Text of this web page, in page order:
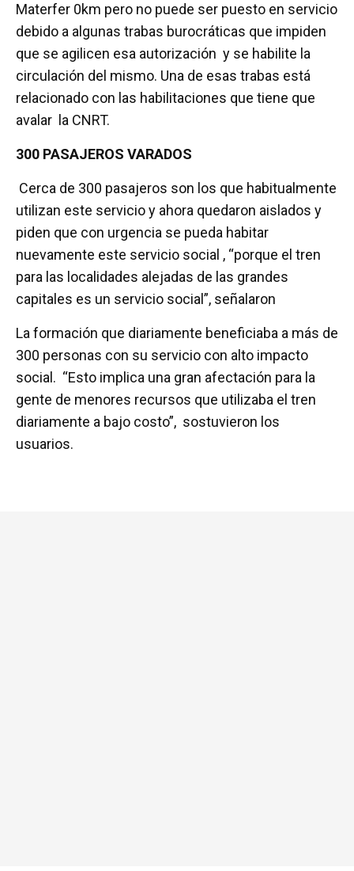
Materfer 0km pero no puede ser puesto en servicio
debido a algunas trabas burocráticas que impiden
que se agilicen esa autorización y se habilite la
circulación del mismo. Una de esas trabas está
relacionado con las habilitaciones que tiene que
avalar la CNRT.
300 PASAJEROS VARADOS
Cerca de 300 pasajeros son los que habitualmente
utilizan este servicio y ahora quedaron aislados y
piden que con urgencia se pueda habitar
nuevamente este servicio social , “porque el tren
para las localidades alejadas de las grandes
capitales es un servicio social”, señalaron
La formación que diariamente beneficiaba a más de
300 personas con su servicio con alto impacto
social. “Esto implica una gran afectación para la
gente de menores recursos que utilizaba el tren
diariamente a bajo costo”, sostuvieron los
usuarios.